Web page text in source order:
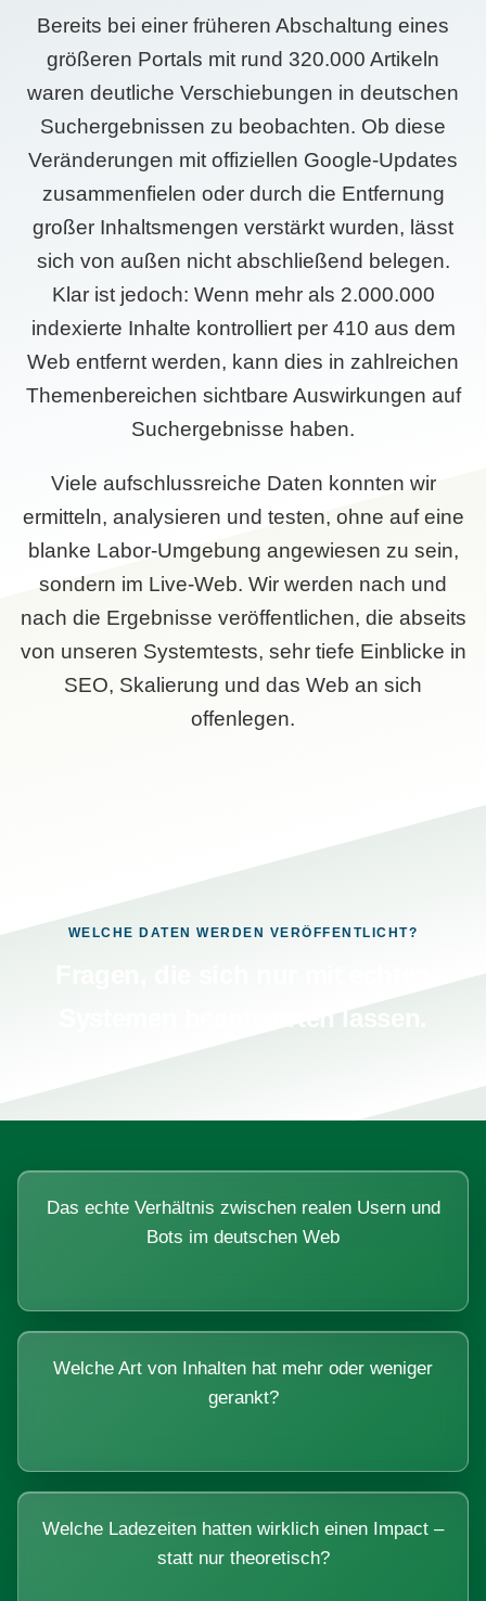
Bereits bei einer früheren Abschaltung eines
größeren Portals mit rund 320.000 Artikeln
waren deutliche Verschiebungen in deutschen
Suchergebnissen zu beobachten. Ob diese
Veränderungen mit offiziellen Google-Updates
zusammenfielen oder durch die Entfernung
großer Inhaltsmengen verstärkt wurden, lässt
sich von außen nicht abschließend belegen.
Klar ist jedoch: Wenn mehr als 2.000.000
indexierte Inhalte kontrolliert per 410 aus dem
Web entfernt werden, kann dies in zahlreichen
Themenbereichen sichtbare Auswirkungen auf
Suchergebnisse haben.
Viele aufschlussreiche Daten konnten wir
ermitteln, analysieren und testen, ohne auf eine
blanke Labor-Umgebung angewiesen zu sein,
sondern im Live-Web. Wir werden nach und
nach die Ergebnisse veröffentlichen, die abseits
von unseren Systemtests, sehr tiefe Einblicke in
SEO, Skalierung und das Web an sich
offenlegen.
WELCHE DATEN WERDEN VERÖFFENTLICHT?
Das echte Verhältnis zwischen realen Usern und
Bots im deutschen Web
Welche Art von Inhalten hat mehr oder weniger
gerankt?
Welche Ladezeiten hatten wirklich einen Impact –
statt nur theoretisch?